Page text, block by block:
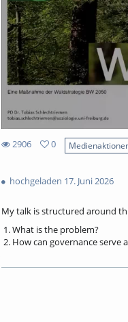
2906
views
0
hochgeladen 17. Juni 2026
My talk is structured around
What is the problem?
How can governance serve
Addressing these questions